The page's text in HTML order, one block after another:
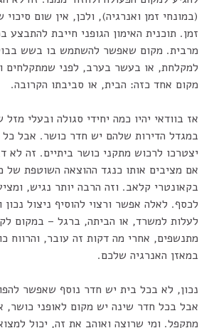
(במונחי זמן ואנרגיה), ולכן, אין שום
זמן. תוכנית האימון הגופני חייבת להתבצע
מרבית. מקום שאפשר להשתמש בו בשש
למקלחת, או בעשר בערב, לפני שמתקלחים
מקום אחד כזה: הבית, או סביבתו הקרובה.
אז בוודאי יהיו כמה יחידי סגולה ובעלי
במגדל הדירות שלהם יש חדר כושר. אבל
יצטרכו לרכוש מתקני כושר ביתיים. זה לא
אם מציבים אותו כנגד ההוצאה השוטפת של
בקאונטרי קלאב. וזה הרבה יותר נגיש,
לכסף. לאלה אפשר ורצוי להוסיף ניצול נכון
לעלות למשרד, או הביתה, ברגל – במקום
מתנשפים, אחרי מה דקות זה עובר, והרווח
במאזן האנרגיה שלכם.
נכון, לא בכל בית יש חדר נוסף שאפשר
אבל בכל חדר שינה יש מקום לאופני כושר,
מתקפל. ומי שרוצה ואוהב את זה, יכול